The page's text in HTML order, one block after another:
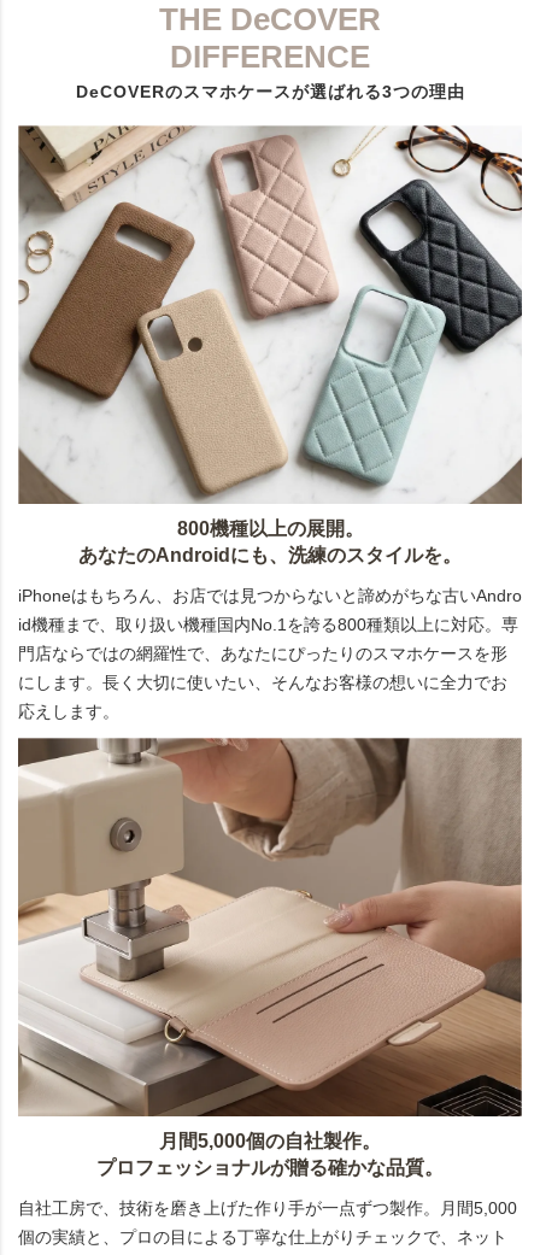
THE DeCOVER
DIFFERENCE
DeCOVERのスマホケースが選ばれる3つの理由
800機種以上の展開。
あなたのAndroidにも、洗練のスタイルを。
iPhoneはもちろん、お店では見つからないと諦めがちな古いAndro
id機種まで、取り扱い機種国内No.1を誇る800種類以上に対応。専
門店ならではの網羅性で、あなたにぴったりのスマホケースを形
にします。長く大切に使いたい、そんなお客様の想いに全力でお
応えします。
月間5,000個の自社製作。
プロフェッショナルが贈る確かな品質。
自社工房で、技術を磨き上げた作り手が一点ずつ製作。月間5,000
個の実績と、プロの目による丁寧な仕上がりチェックで、ネット